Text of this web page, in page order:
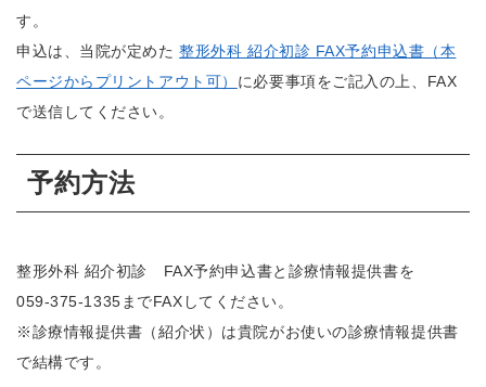
す。
申込は、当院が定めた整形外科 紹介初診 FAX予約申込書（本
ページからプリントアウト可） に必要事項をご記入の上、FAX
で送信してください。
予約方法
整形外科 紹介初診 FAX予約申込書と診療情報提供書を
059-375-1335 までFAXしてください。
※診療情報提供書（紹介状）は貴院がお使いの診療情報提供書
で結構です。